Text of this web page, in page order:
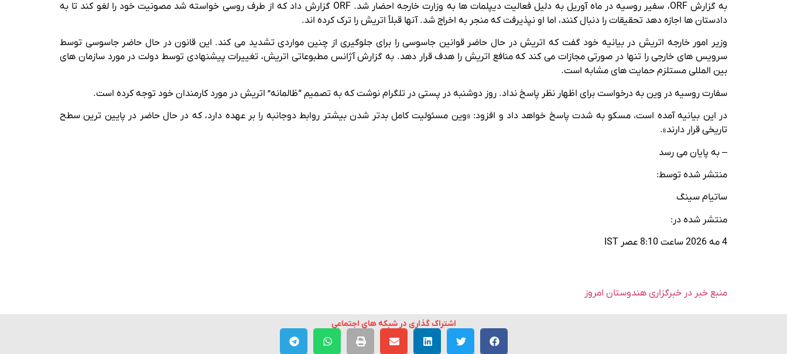
به گزارش ORF، سفیر روسیه در ماه آوریل به دلیل فعالیت دیپلمات ها به وزارت خارجه احضار شد. ORF گزارش داد که از طرف روسی خواسته شد مصونیت خود را لغو کند تا به
دادستان ها اجازه دهد تحقیقات را دنبال کنند، اما او نپذیرفت که منجر به اخراج شد. آنها قبلاً اتریش را ترک کرده اند.
وزیر امور خارجه اتریش در بیانیه خود گفت که اتریش در حال حاضر قوانین جاسوسی را برای جلوگیری از چنین مواردی تشدید می کند. این قانون در حال حاضر جاسوسی توسط
سرویس های خارجی را تنها در صورتی مجازات می کند که منافع اتریش را هدف قرار دهد. به گزارش آژانس مطبوعاتی اتریش، تغییرات پیشنهادی توسط دولت در مورد سازمان های
بین المللی مستلزم حمایت های مشابه است.
سفارت روسیه در وین به درخواست برای اظهار نظر پاسخ نداد. روز دوشنبه در پستی در تلگرام نوشت که به تصمیم “ظالمانه” اتریش در مورد کارمندان خود توجه کرده است.
در این بیانیه آمده است، مسکو به شدت پاسخ خواهد داد و افزود: «وین مسئولیت کامل بدتر شدن بیشتر روابط دوجانبه را بر عهده دارد، که در حال حاضر در پایین ترین سطح
تاریخی قرار دارند».
– به پایان می رسد
منتشر شده توسط:
ساتیام سینگ
منتشر شده در:
4 مه 2026 ساعت 8:10 عصر IST
منبع خبر در خبرگزاری هندوستان امروز
اشتراک گذاری در شبکه های اجتماعی